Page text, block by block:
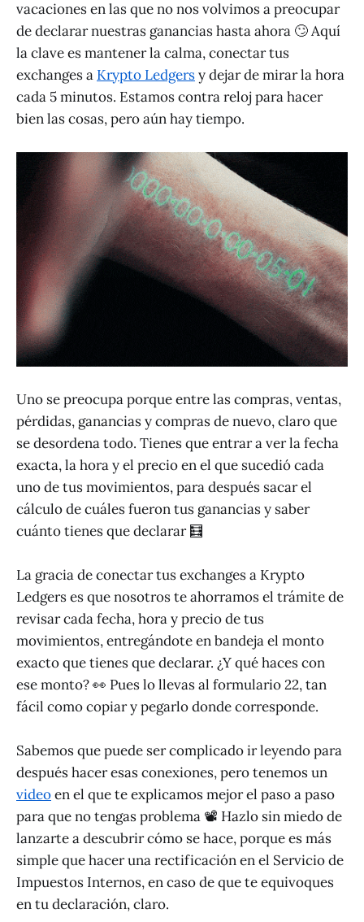
vacaciones en las que no nos volvimos a preocupar
de declarar nuestras ganancias hasta ahora 🙄 Aquí
la clave es mantener la calma, conectar tus
exchanges a Krypto Ledgersy dejar de mirar la hora
cada 5 minutos. Estamos contra reloj para hacer
bien las cosas, pero aún hay tiempo.
Uno se preocupa porque entre las compras, ventas,
pérdidas, ganancias y compras de nuevo, claro que
se desordena todo. Tienes que entrar a ver la fecha
exacta, la hora y el precio en el que sucedió cada
uno de tus movimientos, para después sacar el
cálculo de cuáles fueron tus ganancias y saber
cuánto tienes que declarar 🧮
La gracia de conectar tus exchanges a Krypto
Ledgers es que nosotros te ahorramos el trámite de
revisar cada fecha, hora y precio de tus
movimientos, entregándote en bandeja el monto
exacto que tienes que declarar. ¿Y qué haces con
ese monto? 👀 Pues lo llevas al formulario 22, tan
fácil como copiar y pegarlo donde corresponde.
Sabemos que puede ser complicado ir leyendo para
después hacer esas conexiones, pero tenemos un
videoen el que te explicamos mejor el paso a paso
para que no tengas problema 📽 Hazlo sin miedo de
lanzarte a descubrir cómo se hace, porque es más
simple que hacer una rectificación en el Servicio de
Impuestos Internos, en caso de que te equivoques
en tu declaración, claro.